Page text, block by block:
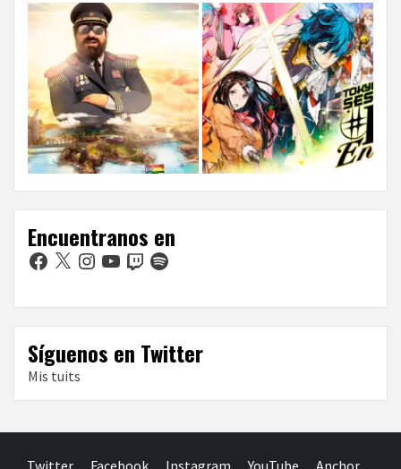
Encuentranos en
Facebook
X Instagram
YouTubeTwitchSpotify
Síguenos en Twitter
Mis tuits
Twitter Facebook Instagram YouTube Anchor